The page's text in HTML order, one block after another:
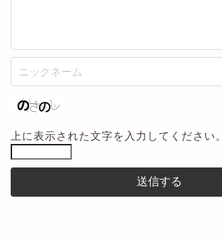
上に表示された文字を入力してください。